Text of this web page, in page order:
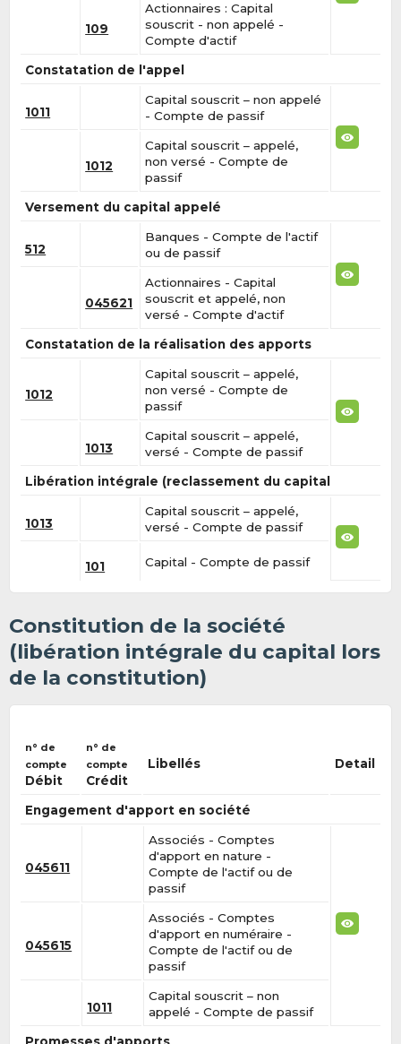
109
Actionnaires : Capital
souscrit - non appelé -
Compte d'actif
Constatation de l'appel
1011
Capital souscrit – non appelé
- Compte de passif
1012
Capital souscrit – appelé,
non versé - Compte de
passif
Versement du capital appelé
512
Banques - Compte de l'actif
ou de passif
045621
Actionnaires - Capital
souscrit et appelé, non
versé - Compte d'actif
Constatation de la réalisation des apports
1012
Capital souscrit – appelé,
non versé - Compte de
passif
1013
Capital souscrit – appelé,
versé - Compte de passif
Libération intégrale (reclassement du capital
1013
Capital souscrit – appelé,
versé - Compte de passif
101 Capital - Compte de passif
Constitution de la société
(libération intégrale du capital lors
de la constitution)
n° de
compte
Débit
n° de
compte
Crédit
Libellés Detail
Engagement d'apport en société
045611
Associés - Comptes
d'apport en nature -
Compte de l'actif ou de
passif
045615
Associés - Comptes
d'apport en numéraire -
Compte de l'actif ou de
passif
1011
Capital souscrit – non
appelé - Compte de passif
Promesses d'apports